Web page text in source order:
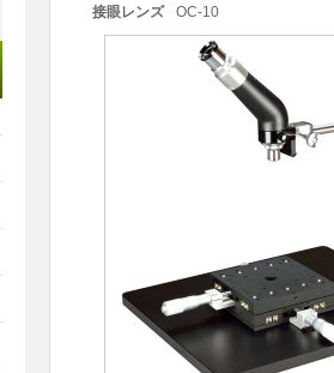
接眼レンズ
OC-10